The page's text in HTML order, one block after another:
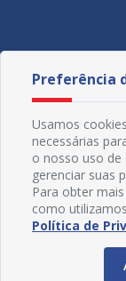
Preferência
Usamos
necessárias
o nosso uso
gerenciar suas
Para obter
como
Política de